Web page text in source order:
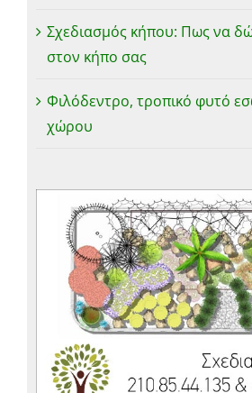
Σχεδιασμός κήπου: Πως να
στον κήπο σας
Φιλόδεντρο, τροπικό φυτό
χώρου